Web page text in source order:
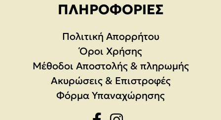
ΠΛΗΡΟΦΟΡΊΕΣ
Πολιτική Απορρήτου
Όροι Χρήσης
Μέθοδοι Αποστολής & πληρωμής
Ακυρώσεις & Επιστροφές
Φόρμα Υπαναχώρησης